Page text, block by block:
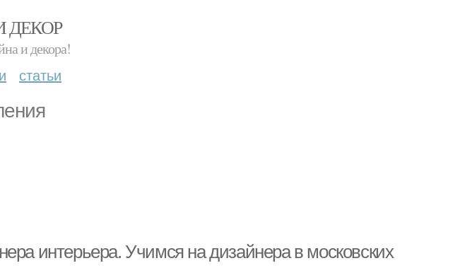
ДЕКОР
и декора!
статьи
интерьера. Учимся на дизайнера в московских